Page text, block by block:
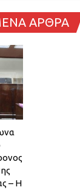
ΑΡΘΡΑ
– Η